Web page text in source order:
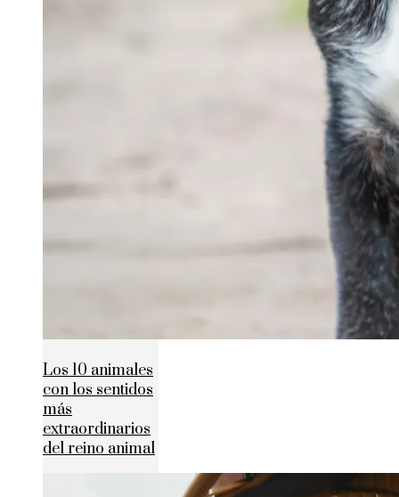
Los 10 animales
con los sentidos
más
extraordinarios
del reino animal